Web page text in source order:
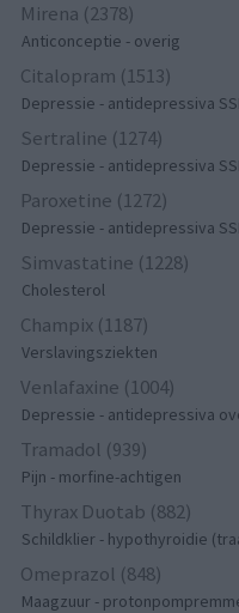
Mirena (2378)
Anticonceptie - overig
Citalopram (1513)
Depressie - antidepressiva
Sertraline (1274)
Depressie - antidepressiva
Paroxetine (1272)
Depressie - antidepressiva
Simvastatine (1228)
Cholesterol
Champix (1187)
Verslavingsziekten
Venlafaxine (1004)
Depressie - antidepressiva
Tramadol (939)
Pijn - morfine-achtigen
Thyrax Duotab (882)
Schildklier - hypothyroidie
Omeprazol (848)
Maagzuur -